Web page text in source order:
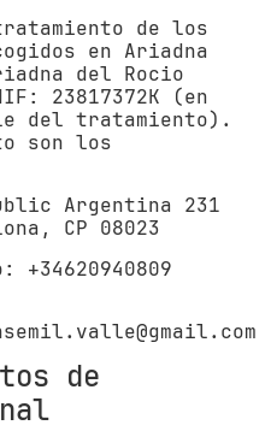
de los
en Ariadna
del Rocio
23817372K (en
del tratamiento).
son los
Argentina 231
CP 08023
+34620940809
de